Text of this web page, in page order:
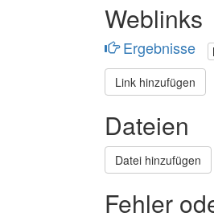
Weblinks
Ergebnisse
Link hinzufügen
Dateien
Datei hinzufügen
Fehler